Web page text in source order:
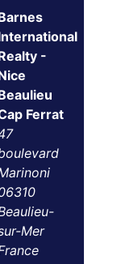
-
Ferrat
Mer